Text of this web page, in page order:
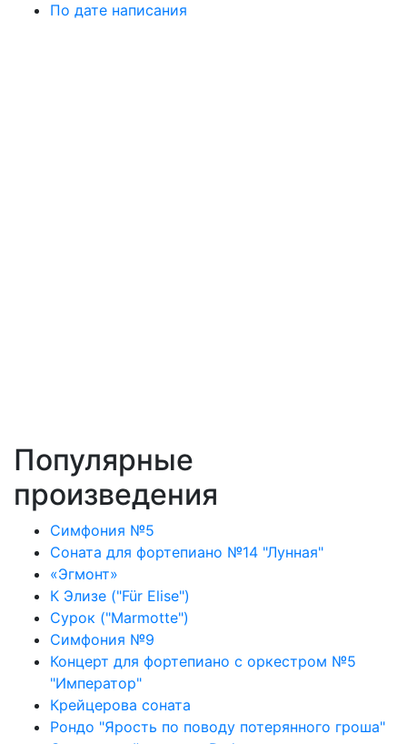
По дате написания
Популярные
произведения
Симфония №5
Соната для фортепиано №14 "Лунная"
«Эгмонт»
К Элизе ("Für Elise")
Сурок ("Marmotte")
Симфония №9
Концерт для фортепиано с оркестром №5
"Император"
Крейцерова соната
Рондо "Ярость по поводу потерянного гроша"